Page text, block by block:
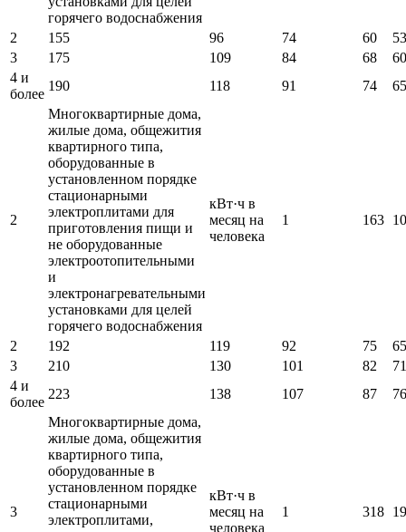
горячего водоснабжения
2 155 96 74 60
53
3
175 109 84 68
60
4 и
более
190 118 91 74 65
2
Многоквартирные дома,
жилые дома, общежития
квартирного типа,
оборудованные в
установленном порядке
стационарными
электроплитами для
приготовления пищи и
не оборудованные
электроотопительными
и
электронагревательными
установками для целей
горячего водоснабжения
кВт·ч в
месяц на
человека
1 163
2 192 119 92 75
65
3
210 130 101 82
71
4 и
более
223 138 107 87 76
3
Многоквартирные дома,
жилые дома, общежития
квартирного типа,
оборудованные в
установленном порядке
стационарными
электроплитами,
кВт·ч в
месяц на
человека
1 318